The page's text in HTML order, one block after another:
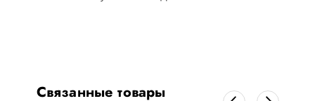
Связанные товары